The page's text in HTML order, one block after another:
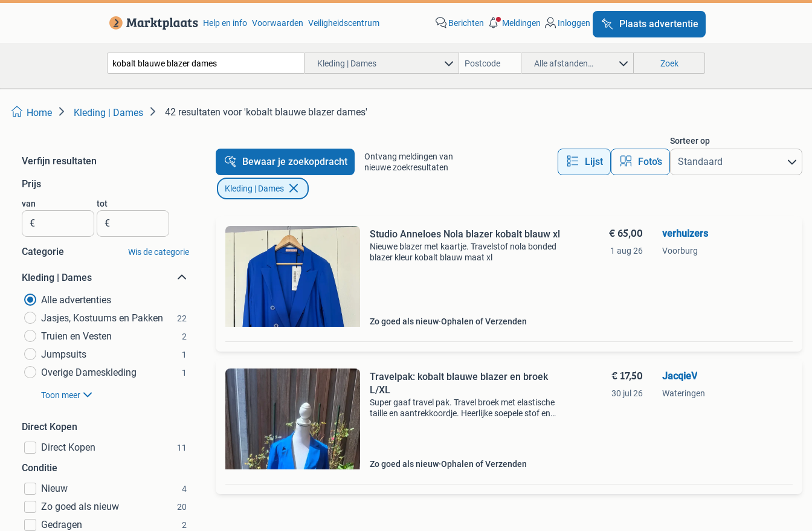
Help en info Voorwaarden Veiligheidscentrum Berichten Meldingen Inloggen Plaats advertentie
Kleding | Dames Alle afstanden… Zoek
Home Kleding | Dames 42 resultaten voor 'kobalt blauwe blazer dames'
Verfijn resultaten
Prijs
van
€
tot
€
Categorie Wis de categorie
Kleding | Dames
Alle advertenties
Jasjes, Kostuums en Pakken
22
Truien en Vesten 2
Jumpsuits 1
Overige Dameskleding 1
Toon meer
Direct Kopen
Direct Kopen
11
Conditie
Nieuw
4
Zo goed als nieuw 20
Gedragen 2
Bewaar je zoekopdracht
Ontvang meldingen van
nieuwe zoekresultaten
Lijst Foto’s
Sorteer op
Kleding | Dames
Studio Anneloes Nola blazer kobalt blauw xl
Nieuwe blazer met kaartje. Travelstof nola bonded
blazer kleur kobalt blauw maat xl
Zo goed als nieuw Ophalen of Verzenden
€ 65,00
1 aug 26
verhuizers
Voorburg
Travelpak: kobalt blauwe blazer en broek
L/XL
Super gaaf travel pak. Travel broek met elastische
taille en aantrekkoordje. Heerlijke soepele stof en
Zo goed als nieuw Ophalen of Verzenden
€ 17,50
30 jul 26
JacqieV
Wateringen